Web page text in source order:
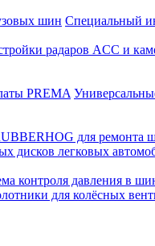
шин Специальный
радаров ACC и
PREMA
для ремонта
дисков легковых
контроля давления в
для колёсных